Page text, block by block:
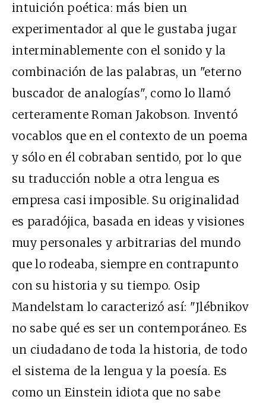
intuición poética: más bien un
experimentador al que le gustaba jugar
interminablemente con el sonido y la
combinación de las palabras, un "eterno
buscador de analogías", como lo llamó
certeramente Roman Jakobson. Inventó
vocablos que en el contexto de un poema
y sólo en él cobraban sentido, por lo que
su traducción noble a otra lengua es
empresa casi imposible. Su originalidad
es paradójica, basada en ideas y visiones
muy personales y arbitrarias del mundo
que lo rodeaba, siempre en contrapunto
con su historia y su tiempo. Osip
Mandelstam lo caracterizó así: "Jlébnikov
no sabe qué es ser un contemporáneo. Es
un ciudadano de toda la historia, de todo
el sistema de la lengua y la poesía. Es
como un Einstein idiota que no sabe